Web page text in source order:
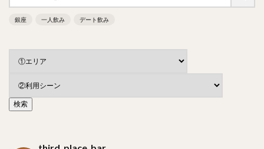
銀座 一人飲み デート飲み